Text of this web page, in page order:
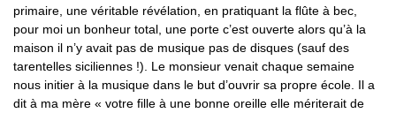
primaire, une véritable révélation, en pratiquant la flûte à bec,
pour moi un bonheur total, une porte c’est ouverte alors qu’à la
maison il n’y avait pas de musique pas de disques (sauf des
tarentelles siciliennes !). Le monsieur venait chaque semaine
nous initier à la musique dans le but d’ouvrir sa propre école. Il a
dit à ma mère « votre fille à une bonne oreille elle mériterait de